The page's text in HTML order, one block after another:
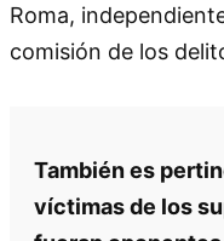
Roma,
comisión de los
También es
víctimas de los